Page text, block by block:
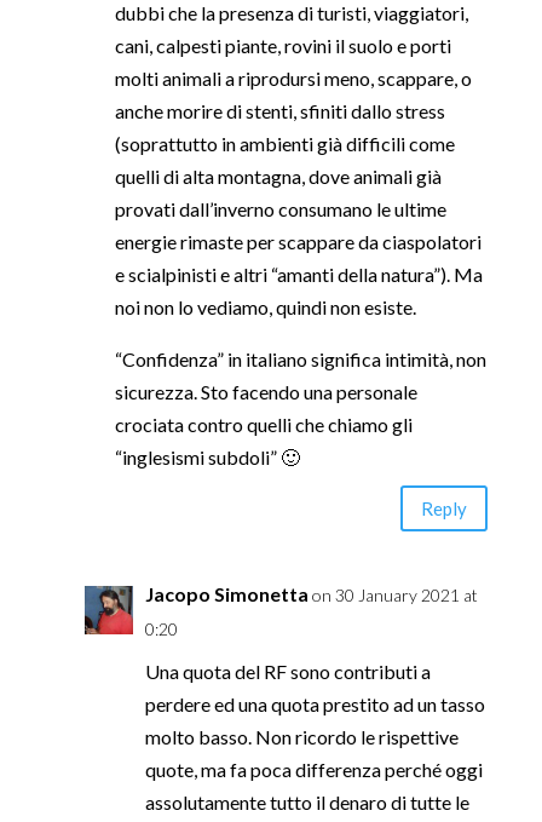
dubbi che la presenza di turisti, viaggiatori,
cani, calpesti piante, rovini il suolo e porti
molti animali a riprodursi meno, scappare, o
anche morire di stenti, sfiniti dallo stress
(soprattutto in ambienti già difficili come
quelli di alta montagna, dove animali già
provati dall’inverno consumano le ultime
energie rimaste per scappare da ciaspolatori
e scialpinisti e altri “amanti della natura”). Ma
noi non lo vediamo, quindi non esiste.
“Confidenza” in italiano significa intimità, non
sicurezza. Sto facendo una personale
crociata contro quelli che chiamo gli
“inglesismi subdoli” 🙂
Reply
Jacopo Simonetta on 30 January 2021 at
0:20
Una quota del RF sono contributi a
perdere ed una quota prestito ad un tasso
molto basso. Non ricordo le rispettive
quote, ma fa poca differenza perché oggi
assolutamente tutto il denaro di tutte le